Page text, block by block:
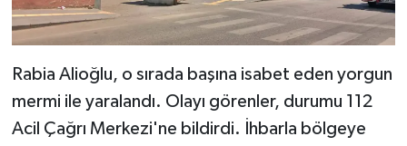
Rabia Alioğlu, o sırada başına isabet eden yorgun
mermi ile yaralandı. Olayı görenler, durumu 112
Acil Çağrı Merkezi'ne bildirdi. İhbarla bölgeye